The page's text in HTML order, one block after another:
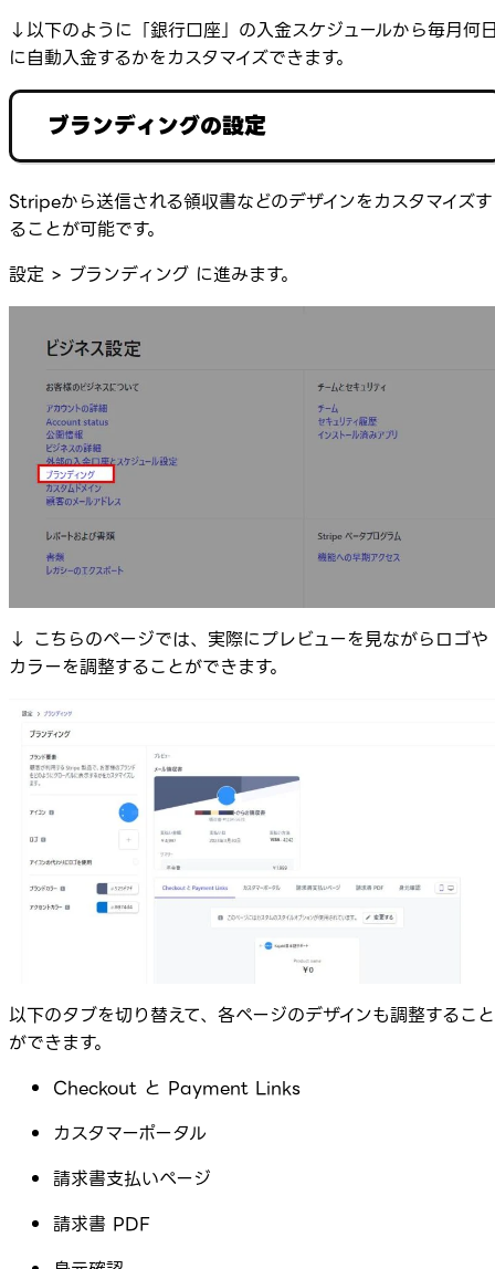
↓以下のように「銀行口座」の入金スケジュールから毎月何
に自動入金するかをカスタマイズできます。
ブランディングの設定
Stripeから送信される領収書などのデザインをカスタマイズす
ることが可能です。
設定 > ブランディング に進みます。
↓ こちらのページでは、実際にプレビューを見ながらロゴや
カラーを調整することができます。
以下のタブを切り替えて、各ページのデザインも調整すること
ができます。
Checkout と Payment Links
カスタマーポータル
請求書支払いページ
請求書 PDF